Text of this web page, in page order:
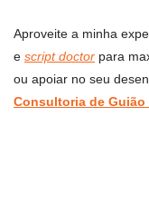
Aproveite a minha
e script doctor para
ou apoiar no seu
Consultoria de